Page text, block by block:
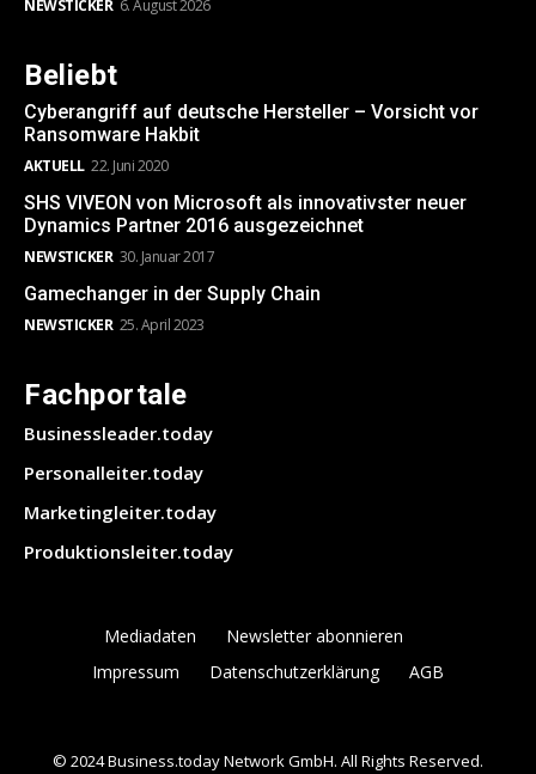
NEWSTICKER 6. August 2026
Beliebt
Cyberangriff auf deutsche Hersteller – Vorsicht vor
Ransomware Hakbit
AKTUELL 22. Juni 2020
SHS VIVEON von Microsoft als innovativster neuer
Dynamics Partner 2016 ausgezeichnet
NEWSTICKER 30. Januar 2017
Gamechanger in der Supply Chain
NEWSTICKER 25. April 2023
Fachportale
Businessleader.today
Personalleiter.today
Marketingleiter.today
Produktionsleiter.today
Mediadaten
Newsletter abonnieren
Impressum
Datenschutzerklärung AGB
© 2024 Business.today Network GmbH. All Rights Reserved.